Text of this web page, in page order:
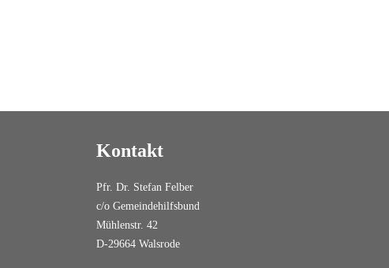
Kontakt
Pfr. Dr. Stefan Felber
c/o Gemeindehilfsbund
Mühlenstr. 42
D-29664 Walsrode